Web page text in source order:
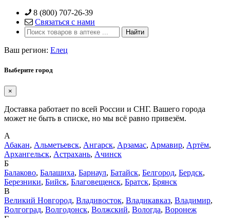
Skip
content
8 (800) 707-26-39
Связаться с нами
Ваш регион: Елец
Выберите город
×
Доставка работает по всей России и СНГ. Вашего города
может не быть в списке, но мы всё равно привезём.
А
Абакан, Альметьевск, Ангарск, Арзамас, Армавир, Артём,
Архангельск, Астрахань, Ачинск
Б
Балаково, Балашиха, Барнаул, Батайск, Белгород, Бердск,
Березники, Бийск, Благовещенск, Братск, Брянск
В
Великий Новгород, Владивосток, Владикавказ, Владимир,
Волгоград, Волгодонск, Волжский, Вологда, Воронеж